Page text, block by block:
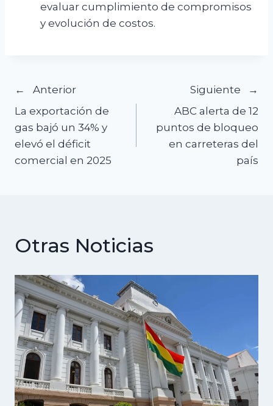
evaluar cumplimiento de compromisos
y evolución de costos.
Navegación
de
entradas
Anterior
La exportación de
gas bajó un 34% y
elevó el déficit
comercial en 2025
Siguiente
ABC alerta de 12
puntos de bloqueo
en carreteras del
país
Otras Noticias